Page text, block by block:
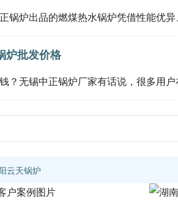
锅炉出品的燃煤热水锅炉凭借性能优
炉批发价格
？无锡中正锅炉厂家有话说，很多用
云天锅炉